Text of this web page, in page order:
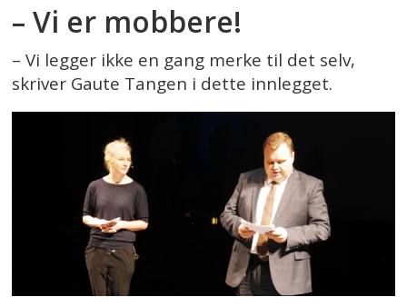
– Vi er mobbere!
– Vi legger ikke en gang merke til det selv,
skriver Gaute Tangen i dette innlegget.